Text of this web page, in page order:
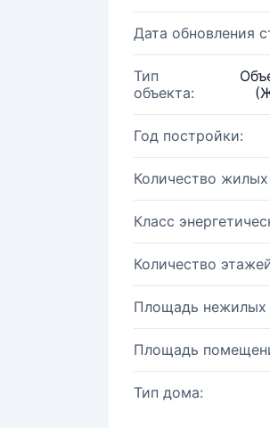
Дата обновления
Тип
объекта:
Год постройки:
Количество
Класс
Количество
Площадь нежилых
Площадь
Тип дома: